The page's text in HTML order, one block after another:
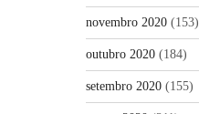
novembro 2020 (153)
outubro 2020 (184)
setembro 2020 (155)